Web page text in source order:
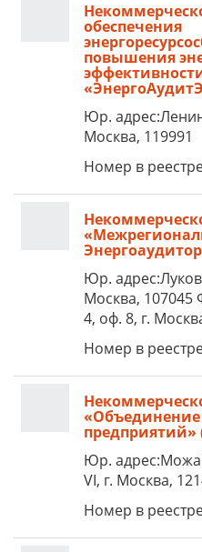
обеспечения
повышения
Юр.
Москва, 119991
Номер в
Юр.
Москва, 107045
4, оф. 8, г.
Номер в
«Объединение
Юр.
VI, г. Москва,
Номер в